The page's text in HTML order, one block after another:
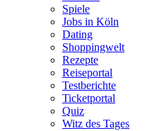
Spiele
Jobs in Köln
Dating
Shoppingwelt
Rezepte
Reiseportal
Testberichte
Ticketportal
Quiz
Witz des Tages